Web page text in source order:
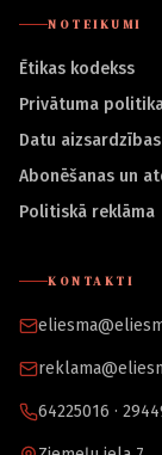
NOTEIKUMI
Ētikas kodekss
Privātuma
Datu
Abonēšanas un
Politiskā reklāma
KONTAKTI
64225016 ·